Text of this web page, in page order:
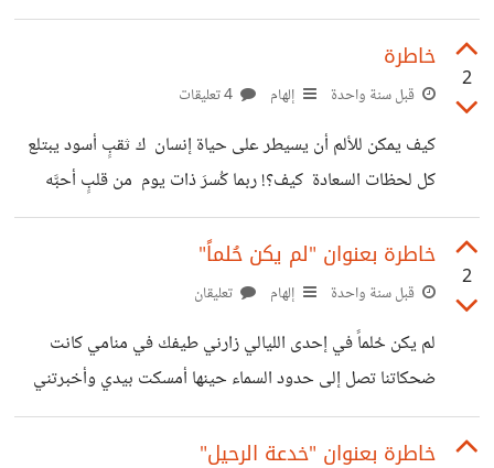
كلمات أخاطب بها أوراقي وكأنها روحاً تسمعني مع فوضى حروفي
يُشفي جراحنا هو أكثر ما يخيفنا |بقلم حلا|
2
خاطرة
قبل سنة واحدة إلهام
كيف يمكن للألم أن يسيطر على حياة إنسان ك ثقبٍ أسود يبتلع
كل لحظات السعادة كيف؟! ربما كُسرَ ذات يوم من قلبٍ أحبَّه
بصدق فسكن الحزن أيامه. |بقلم حلا|
2
خاطرة بعنوان "لم يكن حُلماً"
قبل سنة واحدة إلهام تعليقان
لم يكن حُلماً في إحدى الليالي زارني طيفك في منامي كانت
ضحكاتنا تصل إلى حدود السماء حينها أمسكت بيدي وأخبرتني
أنك ما زلت تحبني لكن وراء هذه الكلمة نظرةً مليئةً بخيبة الأمل
خاطرة بعنوان "خدعة الرحيل"